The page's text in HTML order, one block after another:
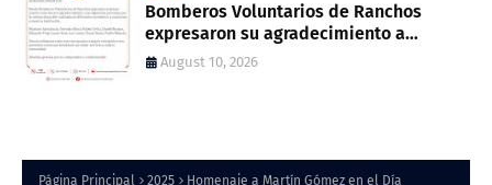
Bomberos Voluntarios de Ranchos
expresaron su agradecimiento a
vecinos por recientes donaciones
August 10, 2026
Página Principal 2025
Homenaje a Martín Gómez en el Día